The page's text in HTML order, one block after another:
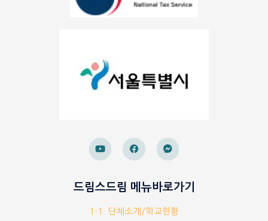
드림스드림 메뉴바로가기
1-1. 단체소개/학교현황